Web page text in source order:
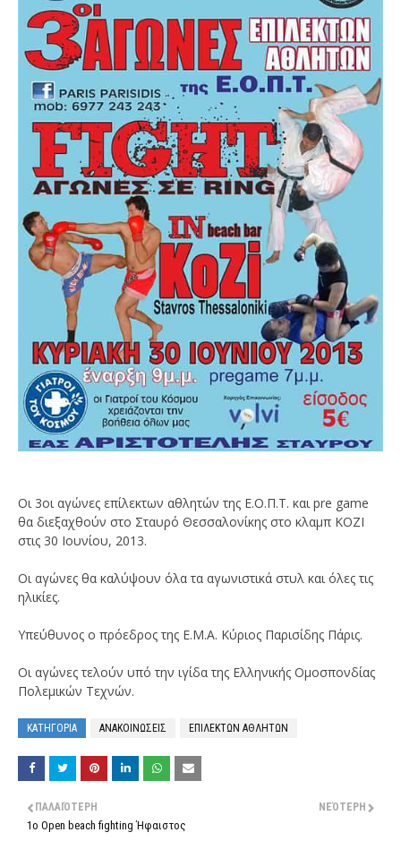
Οι 3οι αγώνες επίλεκτων αθλητών της Ε.Ο.Π.Τ. και pre game
θα διεξαχθούν στο Σταυρό Θεσσαλονίκης στο κλαμπ ΚΟΖΙ
στις 30 Ιουνίου, 2013.
Οι αγώνες θα καλύψουν όλα τα αγωνιστικά στυλ και όλες τις
ηλικίες.
Υπεύθυνος ο πρόεδρος της Ε.Μ.Α. Κύριος Παρισίδης Πάρις.
Οι αγώνες τελούν υπό την ιγίδα της Ελληνικής Ομοσπονδίας
Πολεμικών Τεχνών.
ΚΑΤΗΓΟΡΙΑ ΑΝΑΚΟΙΝΩΣΕΙΣ ΕΠΙΛΕΚΤΩΝ ΑΘΛΗΤΩΝ
ΝΕΌΤΕΡΗ
ΠΑΛΑΙΌΤΕΡΗ
1o Open beach fighting Ήφαιστος